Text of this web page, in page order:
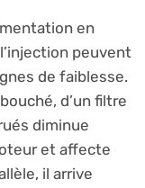
en
peuvent
de faiblesse.
d’un filtre
diminue
et affecte
il arrive